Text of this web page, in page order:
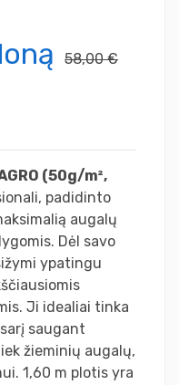
58,00 €
(50g/m²,
padidinto
augalų
Dėl savo
ypatingu
Ji idealiai tinka
saugant
žieminių augalų,
1,60 m plotis yra